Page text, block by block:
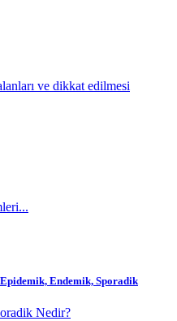
ve dikkat edilmesi
Endemik, Sporadik
Nedir?